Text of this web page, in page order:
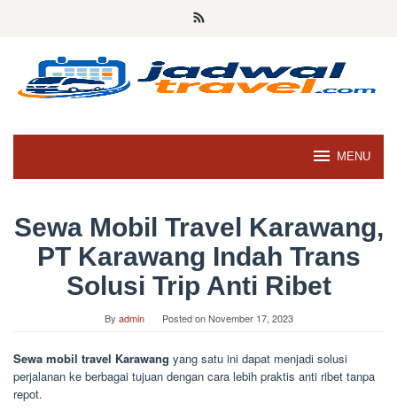
MENU
Sewa Mobil Travel Karawang,
PT Karawang Indah Trans
Solusi Trip Anti Ribet
By admin Posted onNovember 17, 2023
Sewa mobil travel Karawang yang satu ini dapat menjadi solusi
perjalanan ke berbagai tujuan dengan cara lebih praktis anti ribet tanpa
repot.